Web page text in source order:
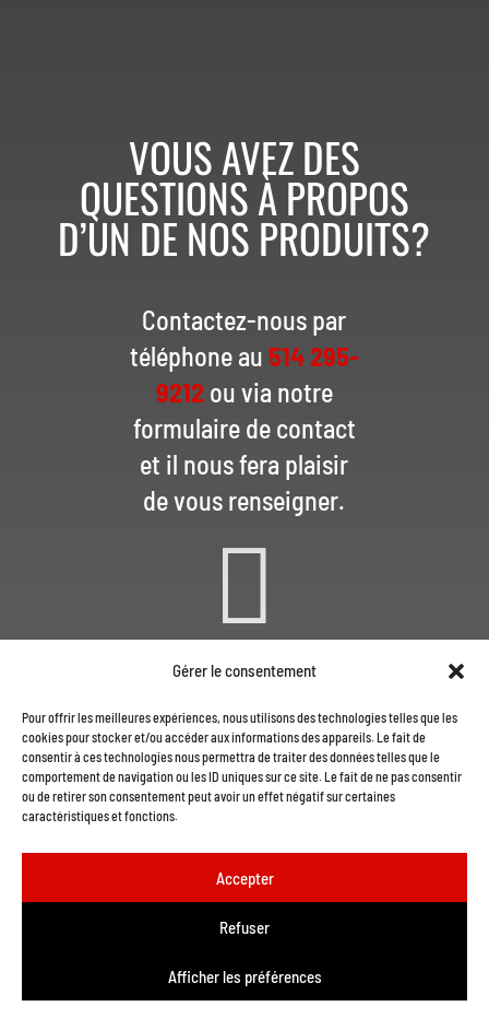
Gérer le consentement
Pour offrir les meilleures expériences, nous utilisons des technologies telles que les
cookies pour stocker et/ou accéder aux informations des appareils. Le fait de
consentir à ces technologies nous permettra de traiter des données telles que le
comportement de navigation ou les ID uniques sur ce site. Le fait de ne pas consentir
ou de retirer son consentement peut avoir un effet négatif sur certaines
caractéristiques et fonctions.
Accepter
Refuser
Afficher les préférences
VOUS AVEZ DES
QUESTIONS À PROPOS
D’UN DE NOS PRODUITS?
Contactez-nous par
téléphone au 514 295-
9212ou via notre
formulaire de contact
et il nous fera plaisir
de vous renseigner.

COURRIEL